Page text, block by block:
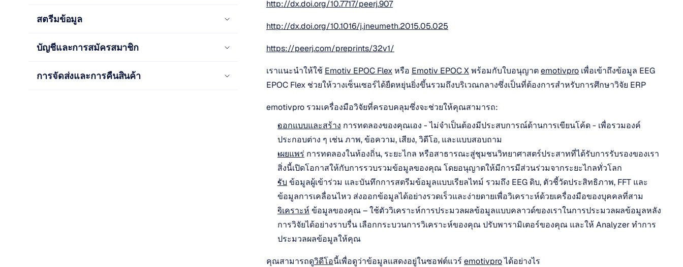
สตรีมข้อมูล
บัญชีและการสมัครสมาชิก
การจัดส่งและการคืนสินค้า
http://dx.doi.org/10.7717/peerj.907
http://dx.doi.org/10.1016/j.jneumeth.2015.05.025
https://peerj.com/preprints/32v1/
เราแนะนำให้ใช้ Emotiv EPOC Flex หรือ Emotiv EPOC X พร้อมกับใบอนุญาต emotivpro เพื่อเข้าถึงข้อมูล EEG
EPOC Flex ช่วยให้วางเซ็นเซอร์ได้ยืดหยุ่นยิ่งขึ้นรวมถึงบริเวณกลางซึ่งเป็นที่ต้องการสำหรับการศึกษาวิจัย ERP
emotivpro รวมเครื่องมือวิจัยที่ครอบคลุมซึ่งจะช่วยให้คุณสามารถ:
ออกแบบและสร้าง การทดลองของคุณเอง - ไม่จำเป็นต้องมีประสบการณ์ด้านการเขียนโค้ด - เพื่อรวมองค์
ประกอบต่าง ๆ เช่น ภาพ, ข้อความ, เสียง, วิดีโอ, และแบบสอบถาม
เผยแพร่ การทดลองในท้องถิ่น, ระยะไกล หรือสาธารณะสู่ชุมชนวิทยาศาสตร์ประสาทที่ได้รับการรับรองของเรา
สิ่งนี้เปิดโอกาสให้กับการรวบรวมข้อมูลของคุณ โดยอนุญาตให้มีการมีส่วนร่วมจากระยะไกลทั่วโลก
รับ ข้อมูลผู้เข้าร่วม และบันทึกการสตรีมข้อมูลแบบเรียลไทม์ รวมถึง EEG ดิบ, ตัวชี้วัดประสิทธิภาพ, FFT และ
ข้อมูลการเคลื่อนไหว ส่งออกข้อมูลได้อย่างรวดเร็วและง่ายดายเพื่อวิเคราะห์ด้วยเครื่องมือของบุคคลที่สาม
วิเคราะห์ ข้อมูลของคุณ – ใช้ตัววิเคราะห์การประมวลผลข้อมูลแบบคลาวด์ของเราในการประมวลผลข้อมูลหลัง
การวิจัยได้อย่างราบรื่น เลือกกระบวนการวิเคราะห์ของคุณ ปรับพารามิเตอร์ของคุณ และให้ Analyzer ทำการ
ประมวลผลข้อมูลให้คุณ
คุณสามารถดูวิดีโอนี้เพื่อดูว่าข้อมูลแสดงอยู่ในซอฟต์แวร์ emotivpro ได้อย่างไร